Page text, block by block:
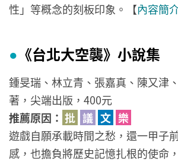
性」等概念的刻板印象。【內容簡
● 《台北大空襲》小說集
鍾旻瑞、林立青、張嘉真、陳又津
著，尖端出版，400元
推薦原因： 批 議 文 樂
遊戲自願承載時間之愁，還一甲子
感，也擔負將歷史記憶扎根的使命